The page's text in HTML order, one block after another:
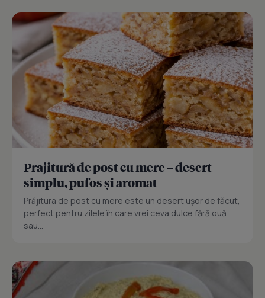
Prajitură de post cu mere – desert
simplu, pufos și aromat
Prăjitura de post cu mere este un desert ușor de făcut,
perfect pentru zilele în care vrei ceva dulce fără ouă
sau...